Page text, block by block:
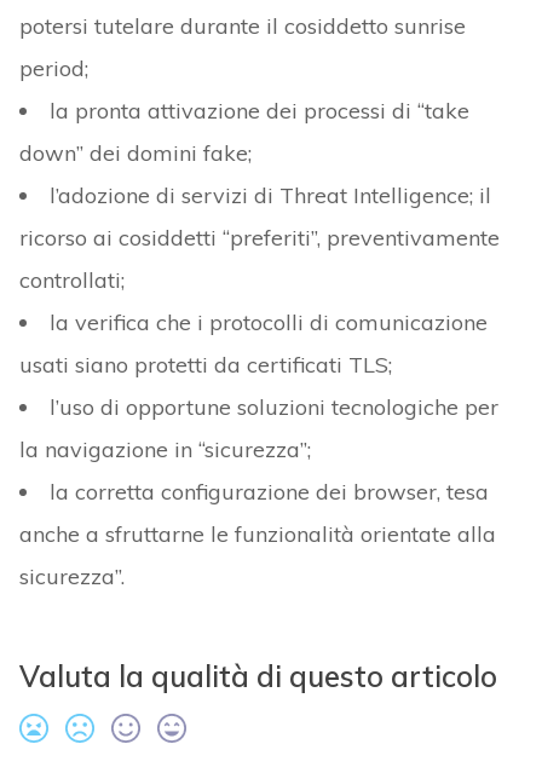
potersi tutelare durante il cosiddetto sunrise
period;
la pronta attivazione dei processi di “take
down” dei domini fake;
l’adozione di servizi di Threat Intelligence; il
ricorso ai cosiddetti “preferiti”, preventivamente
controllati;
la verifica che i protocolli di comunicazione
usati siano protetti da certificati TLS;
l’uso di opportune soluzioni tecnologiche per
la navigazione in “sicurezza”;
la corretta configurazione dei browser, tesa
anche a sfruttarne le funzionalità orientate alla
sicurezza”.
Valuta la qualità di questo articolo